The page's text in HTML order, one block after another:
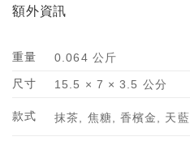
額外資訊
重量
0.064 公斤
尺寸
15.5 × 7 × 3.5 公分
款式 抹茶, 焦糖, 香檳金, 天藍